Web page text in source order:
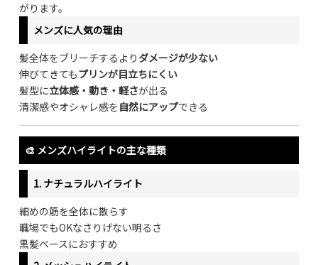
がります。
メンズに人気の理由
髪全体をブリーチするより ダメージが少ない
伸びてきてもプリンが目立ちにくい
髪型に立体感・動き・軽さが出る
清潔感やオシャレ感を自然にアップできる
🎨 メンズハイライトの主な種類
1. ナチュラルハイライト
細めの筋を全体に散らす
職場でもOKなさりげない明るさ
黒髪ベースにおすすめ